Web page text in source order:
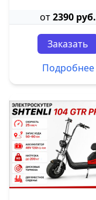
от2390 руб.
Заказать
Подробнее